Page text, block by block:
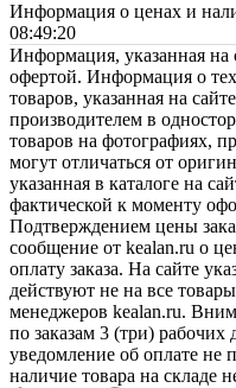
Информация о ценах и
08:49:20
Информация, указанная на
офертой. Информация о
товаров, указанная на
производителем в
товаров на фотографиях,
могут отличаться от
указанная в каталоге на
фактической к моменту
Подтверждением цены
сообщение от kealan.ru о
оплату заказа. На сайте
действуют не на все
менеджеров kealan.ru.
по заказам 3 (три)
уведомление об оплате не
наличие товара на складе